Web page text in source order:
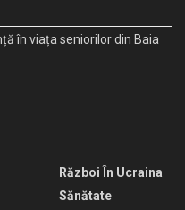
în viața seniorilor din Baia
Război În Ucraina
Sănătate